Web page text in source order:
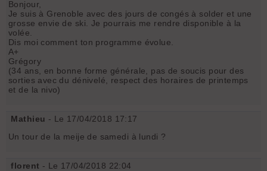
Bonjour,
Je suis à Grenoble avec des jours de congés à solder et une
grosse envie de ski. Je pourrais me rendre disponible à la
volée.
Dis moi comment ton programme évolue.
A+
Grégory
(34 ans, en bonne forme générale, pas de soucis pour des
sorties avec du dénivelé, respect des horaires de printemps
et de la nivo)
Mathieu - Le 17/04/2018 17:17
Un tour de la meije de samedi à lundi ?
florent - Le 17/04/2018 22:04